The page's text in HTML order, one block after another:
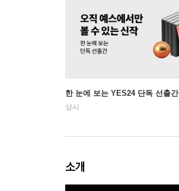
한 눈에 보는 YES24 단독 선출간
상시
소개